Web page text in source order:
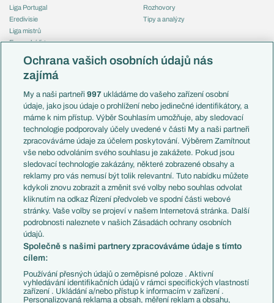
Liga Portugal
Eredivisie
Liga mistrů
Evropská liga
Mistrovství světa
Liga národů
Témata
Představení týmů MS
EuroSkauting
PL v kostce
Evropské koeficienty
Přestupy
Přestupové spekulace
Zranění
Kluby
Arsenal FC
Chelsea FC
Manchester United
AC Milán
Juventus FC
Bayern Mnichov
FC Barcelona
Rozhovory
Tipy a analýzy
Česko
Francie
Itálie
Německo
Španělsko
Argentina
Brazílie
Přestupy
Zápasy
Livescore
Tipovací soutěž
Ochrana vašich osobních údajů nás
zajímá
My a naši partneři997 ukládáme do vašeho zařízení osobní
údaje, jako jsou údaje o prohlížení nebo jedinečné identifikátory, a
máme k nim přístup. Výběr Souhlasím umožňuje, aby sledovací
technologie podporovaly účely uvedené v části My a naši partneři
zpracováváme údaje za účelem poskytování. Výběrem Zamítnout
vše nebo odvoláním svého souhlasu je zakážete. Pokud jsou
sledovací technologie zakázány, některé zobrazené obsahy a
reklamy pro vás nemusí být tolik relevantní. Tuto nabídku můžete
kdykoli znovu zobrazit a změnit své volby nebo souhlas odvolat
kliknutím na odkaz Řízení předvoleb ve spodní části webové
stránky. Vaše volby se projeví v našem Internetová stránka. Další
podrobnosti naleznete v našich Zásadách ochrany osobních
údajů.
Společně s našimi partnery zpracováváme údaje s tímto
cílem:
Používání přesných údajů o zeměpisné poloze . Aktivní
vyhledávání identifikačních údajů v rámci specifických vlastností
zařízení . Ukládání a/nebo přístup k informacím v zařízení .
Personalizovaná reklama a obsah, měření reklam a obsahu,